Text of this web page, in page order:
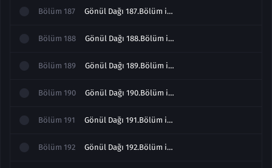
Bölüm 187 Gönül Dağı 187.Bölüm izle
Bölüm 188 Gönül Dağı 188.Bölüm izle
Bölüm 189 Gönül Dağı 189.Bölüm izle
Bölüm 190 Gönül Dağı 190.Bölüm izle
Bölüm 191 Gönül Dağı 191.Bölüm izle
Bölüm 192 Gönül Dağı 192.Bölüm izle